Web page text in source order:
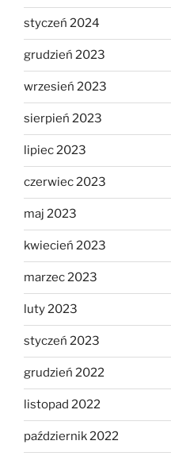
styczeń 2024
grudzień 2023
wrzesień 2023
sierpień 2023
lipiec 2023
czerwiec 2023
maj 2023
kwiecień 2023
marzec 2023
luty 2023
styczeń 2023
grudzień 2022
listopad 2022
październik 2022